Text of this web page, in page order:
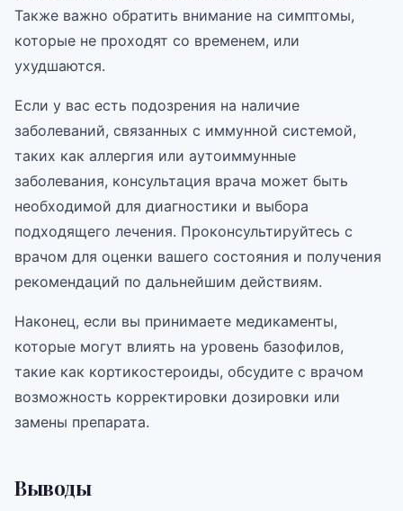
Также важно обратить внимание на симптомы,
которые не проходят со временем, или
ухудшаются.
Если у вас есть подозрения на наличие
заболеваний, связанных с иммунной системой,
таких как аллергия или аутоиммунные
заболевания, консультация врача может быть
необходимой для диагностики и выбора
подходящего лечения. Проконсультируйтесь с
врачом для оценки вашего состояния и получения
рекомендаций по дальнейшим действиям.
Наконец, если вы принимаете медикаменты,
которые могут влиять на уровень базофилов,
такие как кортикостероиды, обсудите с врачом
возможность корректировки дозировки или
замены препарата.
Выводы